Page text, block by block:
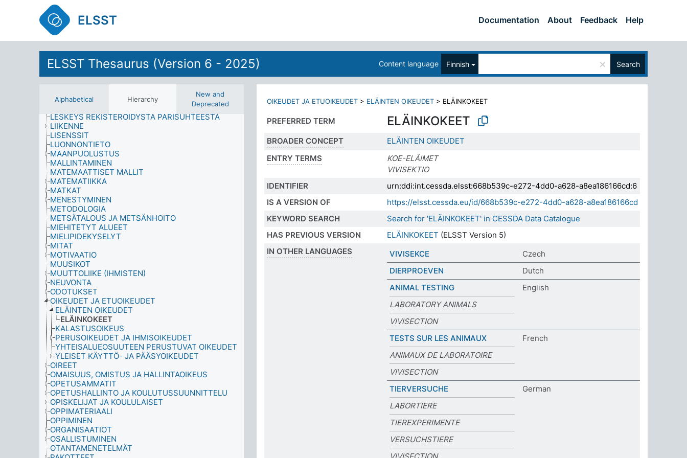
ELSST Documentation About Feedback Help
ELSST Thesaurus (Version 6 - 2025) Content language Finnish × Search
Alphabetical Hierarchy
New and
Deprecated
KULTTUURISET OLOSUHTEET
KULUTTAJAPALVELUT
KULUTUS
KYSELYTUTKIMUKSET
KYVYKKYYS, LAHJAKKUUS JA TAIDOT
LÄÄKETIEDE
LAATU
LAITTEET
LAKI JA OIKEUS
LÄSNÄOLO
LESKEYS REKISTERÖIDYSTÄ PARISUHTEESTA
LIIKENNE
LISENSSIT
LUONNONTIETO
MAANPUOLUSTUS
MALLINTAMINEN
MATEMAATTISET MALLIT
MATEMATIIKKA
MATKAT
MENESTYMINEN
METODOLOGIA
METSÄTALOUS JA METSÄNHOITO
MIEHITETYT ALUEET
MIELIPIDEKYSELYT
MITAT
MOTIVAATIO
MUUSIKOT
MUUTTOLIIKE (IHMISTEN)
NEUVONTA
ODOTUKSET
OIKEUDET JA ETUOIKEUDET
ELÄINTEN OIKEUDET
ELÄINKOKEET
KALASTUSOIKEUS
PERUSOIKEUDET JA IHMISOIKEUDET
YHTEISALUEOSUUTEEN PERUSTUVAT OIKEUDET
YLEISET KÄYTTÖ- JA PÄÄSYOIKEUDET
OIREET
OMAISUUS, OMISTUS JA HALLINTAOIKEUS
OPETUSAMMATIT
OPETUSHALLINTO JA KOULUTUSSUUNNITTELU
OPISKELIJAT JA KOULULAISET
OPPIMATERIAALI
OPPIMINEN
ORGANISAATIOT
OSALLISTUMINEN
OTANTAMENETELMÄT
OIKEUDET JA ETUOIKEUDET > ELÄINTEN OIKEUDET > ELÄINKOKEET
PREFERRED TERM ELÄINKOKEET
BROADER CONCEPT
ELÄINTEN OIKEUDET
ENTRY TERMS
KOE-ELÄIMET
VIVISEKTIO
IDENTIFIER
urn:ddi:int.cessda.elsst:668b539c-e272-4dd0-a628-a8ea186166cd:6
IS A VERSION OF
https://elsst.cessda.eu/id/668b539c-e272-4dd0-a628-a8ea186166cd
KEYWORD SEARCH
Search for 'ELÄINKOKEET' in CESSDA Data Catalogue
HAS PREVIOUS VERSION
ELÄINKOKEET (ELSST Version 5)
IN OTHER LANGUAGES
VIVISEKCE
Czech
DIERPROEVEN
Dutch
ANIMAL TESTING
English
LABORATORY ANIMALS
VIVISECTION
TESTS SUR LES ANIMAUX
French
ANIMAUX DE LABORATOIRE
VIVISECTION
TIERVERSUCHE
German
LABORTIERE
TIEREXPERIMENTE
VERSUCHSTIERE